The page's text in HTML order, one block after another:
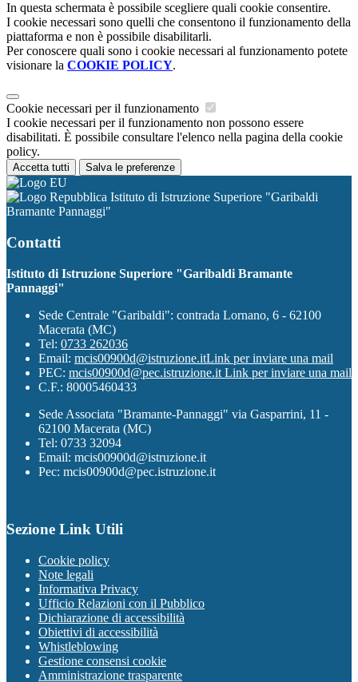
In questa schermata è possibile scegliere quali cookie consentire.
I cookie necessari sono quelli che consentono il funzionamento della
piattaforma e non è possibile disabilitarli.
Per conoscere quali sono i cookie necessari al funzionamento potete
visionare la COOKIE POLICY.
Cookie necessari per il funzionamento
I cookie necessari per il funzionamento non possono essere
disabilitati. È possibile consultare l'elenco nella pagina della cookie
policy.
Accetta tutti Salva le preferenze
Istituto di Istruzione Superiore "Garibaldi
Bramante Pannaggi"
Contatti
Istituto di Istruzione Superiore "Garibaldi Bramante
Pannaggi"
Sede Centrale "Garibaldi": contrada Lornano, 6 - 62100
Macerata (MC)
Tel: 0733 262036
Email: mcis00900d@istruzione.itLink per inviare una mail
PEC: mcis00900d@pec.istruzione.it Link per inviare una mail
C.F.: 80005460433
Sede Associata "Bramante-Pannaggi" via Gasparrini, 11 -
62100 Macerata (MC)
Tel: 0733 32094
Email: mcis00900d@istruzione.it
Pec: mcis00900d@pec.istruzione.it
Sezione Link Utili
Cookie policy
Note legali
Informativa Privacy
Ufficio Relazioni con il Pubblico
Dichiarazione di accessibilità
Obiettivi di accessibilità
Whistleblowing
Gestione consensi cookie
Amministrazione trasparente